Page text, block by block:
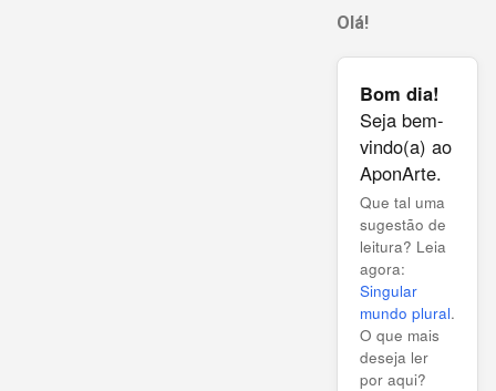
Olá!
Bom dia!
Seja bem-
vindo(a) ao
AponArte.
Que tal uma
sugestão de
leitura? Leia
agora:
Singular
mundo plural.
O que mais
deseja ler
por aqui?